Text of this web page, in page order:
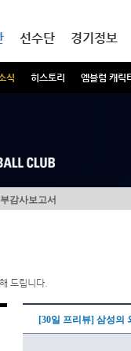
식 히스토리 엠블럼 캐릭
선수단 경기정보
감사보고서
드립니다.
[30일 프리뷰] 삼성의